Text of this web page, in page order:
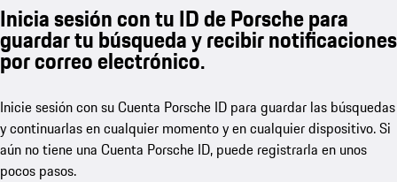
Inicia sesión con tu ID de Porsche para
guardar tu búsqueda y recibir notificaciones
por correo electrónico.
Inicie sesión con su Cuenta Porsche ID para guardar las búsquedas
y continuarlas en cualquier momento y en cualquier dispositivo. Si
aún no tiene una Cuenta Porsche ID, puede registrarla en unos
pocos pasos.